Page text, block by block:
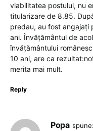
viabilitatea postului, nu
titularizare de 8.85.
predau, au fost angajați
ani. Învățământul de
învățământului
10 ani, are ca
merita mai mult.
Reply
Popa spune: